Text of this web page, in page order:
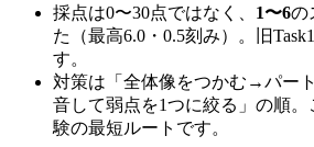
採点は0〜30点ではなく、 1〜6の
た（最高6.0・0.5刻み）。旧
す。
対策は「全体像をつかむ→パー
音して弱点を1つに絞る」の順。
験の最短ルートです。